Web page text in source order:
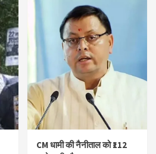
CM धामी की नैनीताल को ₹112